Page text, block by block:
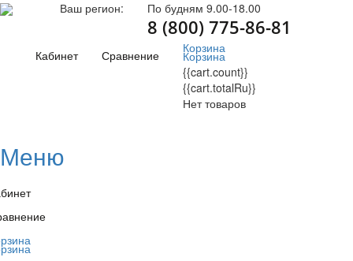
Ваш регион: По будням 9.00-18.00
8 (800) 775-86-81
Кабинет Сравнение Корзина
Корзина
{{cart.count}}
{{cart.totalRu}}
Нет товаров
Меню